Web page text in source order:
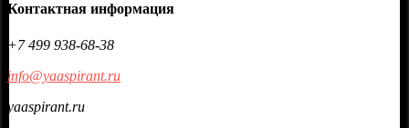
Контактная информация
+7 499 938-68-38
info@yaaspirant.ru
yaaspirant.ru